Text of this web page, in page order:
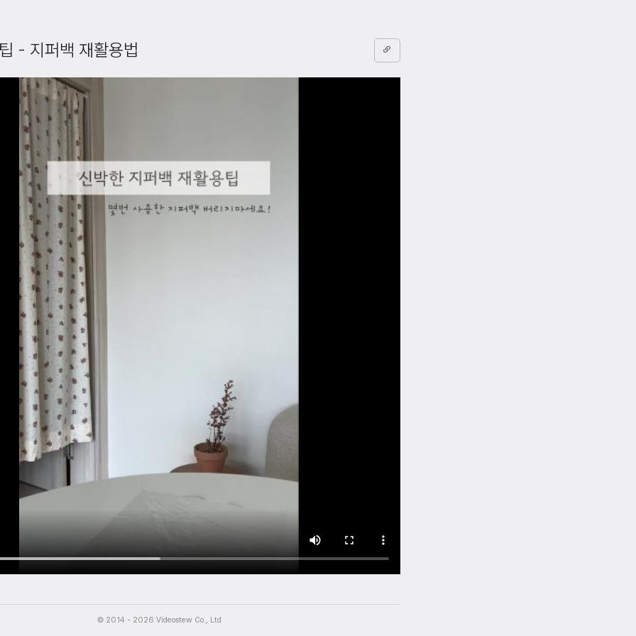
- 지퍼백 재활용법
던 지퍼백을 버리지말고 윗부분을 가위로 잘라주세요.
© 2014 - 2026 Videostew Co., Ltd